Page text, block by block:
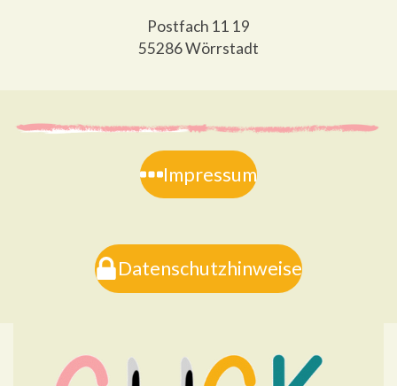
Postfach 11 19
55286 Wörrstadt
Impressum
Datenschutzhinweise